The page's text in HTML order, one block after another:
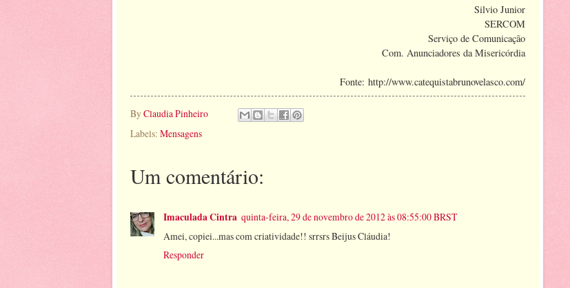
Silvio Junior
SERCOM
Serviço de Comunicação
Com. Anunciadores da Misericórdia
Fonte: http://www.catequistabrunovelasco.com/
ByClaudia Pinheiro
Labels: Mensagens
Um comentário:
Imaculada Cintra quinta-feira, 29 de novembro de 2012 às 08:55:00 BRST
Amei, copiei...mas com criatividade!! srrsrs Beijus Cláudia!
Responder